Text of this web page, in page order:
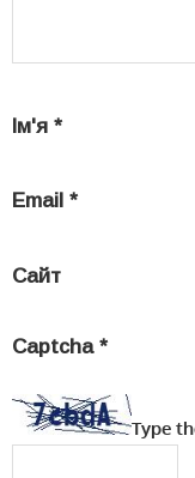
Ім'я *
Email *
Сайт
Captcha *
Type